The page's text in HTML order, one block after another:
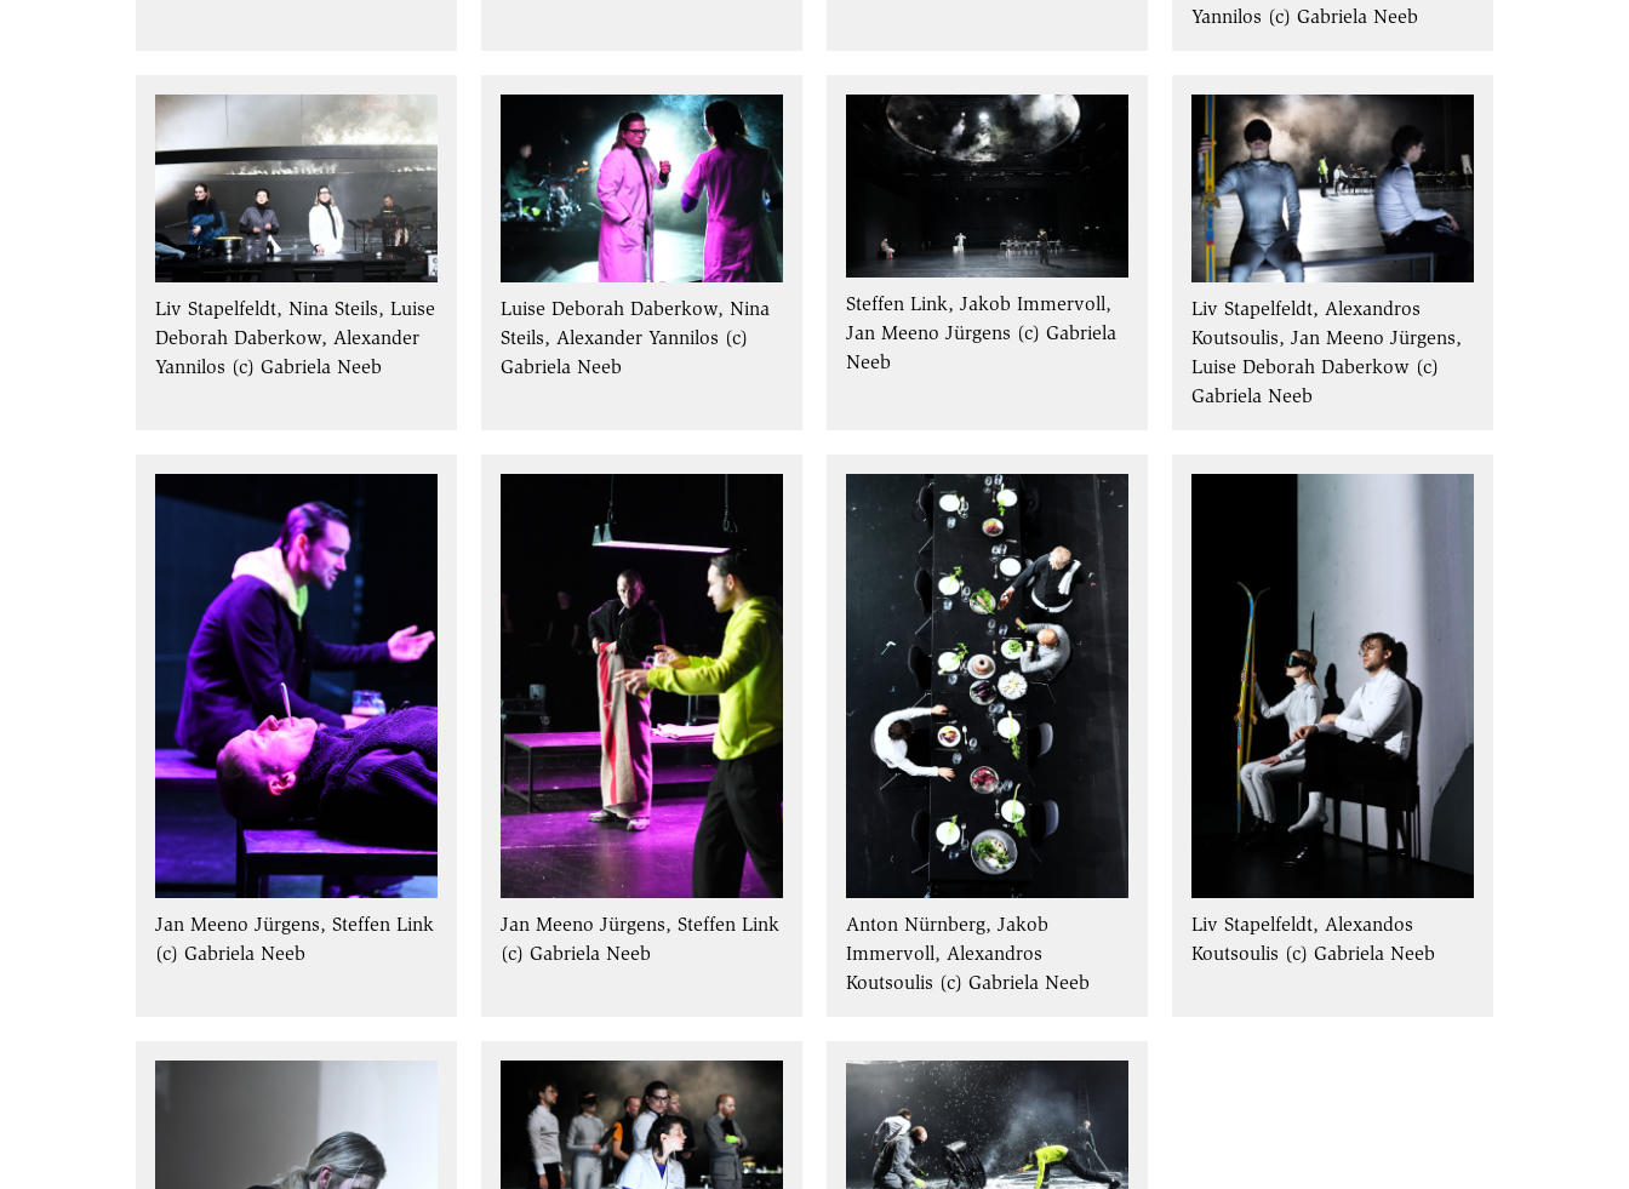
Yannilos (c) Gabriela Neeb
Liv Stapelfeldt, Nina Steils, Luise
Deborah Daberkow, Alexander
Yannilos (c) Gabriela Neeb
Luise Deborah Daberkow, Nina
Steils, Alexander Yannilos (c)
Gabriela Neeb
Steffen Link, Jakob Immervoll,
Jan Meeno Jürgens (c) Gabriela
Neeb
Liv Stapelfeldt, Alexandros
Koutsoulis, Jan Meeno Jürgens,
Luise Deborah Daberkow (c)
Gabriela Neeb
Jan Meeno Jürgens, Steffen Link
(c) Gabriela Neeb
Jan Meeno Jürgens, Steffen Link
(c) Gabriela Neeb
Anton Nürnberg, Jakob
Immervoll, Alexandros
Koutsoulis (c) Gabriela Neeb
Liv Stapelfeldt, Alexandos
Koutsoulis (c) Gabriela Neeb